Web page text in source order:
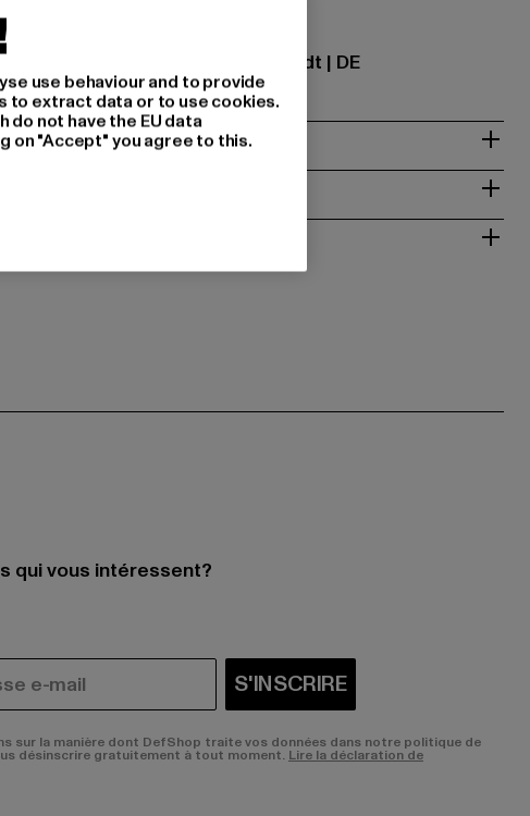
GmbH |
Straße 7 | 64372 Ober-Ramstadt | DE
qui vous intéressent?
S'INSCRIRE
sur la manière dont DefShop traite vos données dans notre politique de
désinscrire gratuitement à tout moment. Lire la déclaration de
use behaviour and to provide
to extract data or to use cookies.
do not have the EU data
on "Accept" you agree to this.